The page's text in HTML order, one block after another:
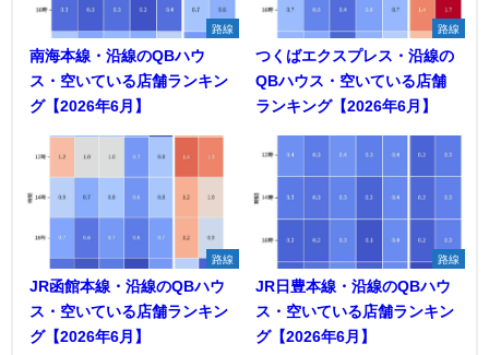
路線
南海本線・沿線のQBハウ
ス・空いている店舗ランキン
グ【2026年6月】
路線
つくばエクスプレス・沿線の
QBハウス・空いている店舗
ランキング【2026年6月】
路線
JR函館本線・沿線のQBハウ
ス・空いている店舗ランキン
グ【2026年6月】
路線
JR日豊本線・沿線のQBハウ
ス・空いている店舗ランキン
グ【2026年6月】